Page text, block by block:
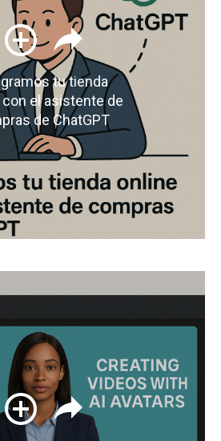
tu tienda
el asistente de
de ChatGPT